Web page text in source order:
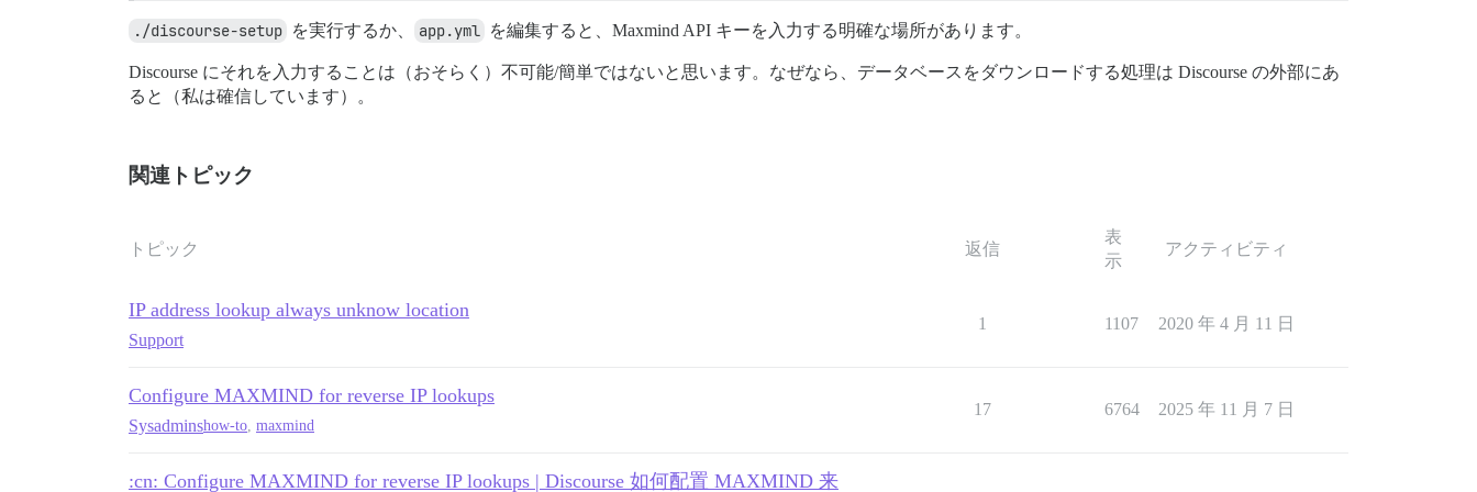
./discourse-setup を実行するか、 app.yml を編集すると、Maxmind API キーを入力する明確な場所があります。
Discourse にそれを入力することは（おそらく）不可能/簡単ではないと思います。なぜなら、データベースをダウンロードする処理は Discourse の外部にあ
ると（私は確信しています）。
関連トピック
トピック 返信
表
示
アクティビティ
IP address lookup always unknow location
Support
1 1107 2020 年 4 月 11 日
Configure MAXMIND for reverse IP lookups
Sysadminshow-to, maxmind
17 6764 2025 年 11 月 7 日
:cn: Configure MAXMIND for reverse IP lookups | Discourse 如何配置 MAXMIND 来